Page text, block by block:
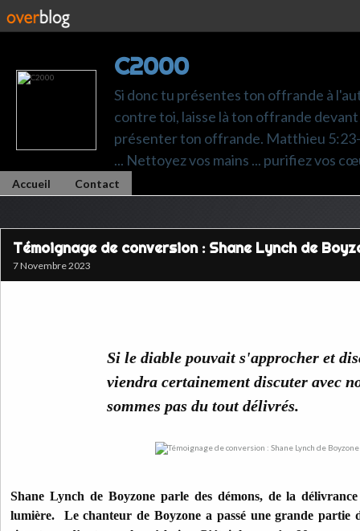
C2000
Si donc tu présentes ton offrande à
contre toi, laisse là ton offrande
présenter ton offrande. Matthieu 5:23-
... Nettoyez vos mains ... purifiez vos
Accueil Contact
Témoignage de conversion : Shane Lynch de
7 Novembre 2023
Si le diable pouvait s'approcher et
viendra certainement discuter avec
sommes pas du tout délivrés.
Shane Lynch de Boyzone parle des démons, de la
lumière. Le chanteur de Boyzone a passé une grande partie